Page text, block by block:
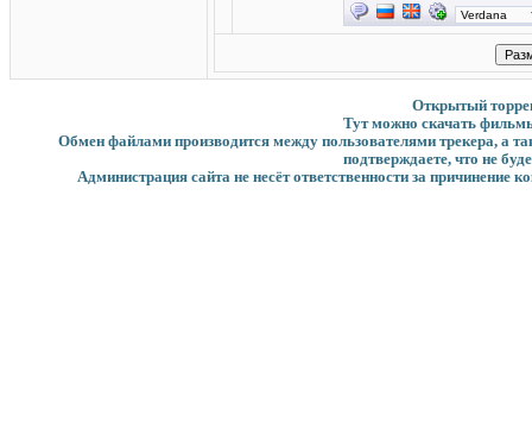
Открытый
Тут можно скачать
Обмен файлами производится между пользователями трекера, а
подтверждаете, что не
Администрация сайта не несёт ответственности за причинение